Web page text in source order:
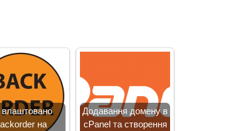
на
Додавання домену в
cPanel та створення